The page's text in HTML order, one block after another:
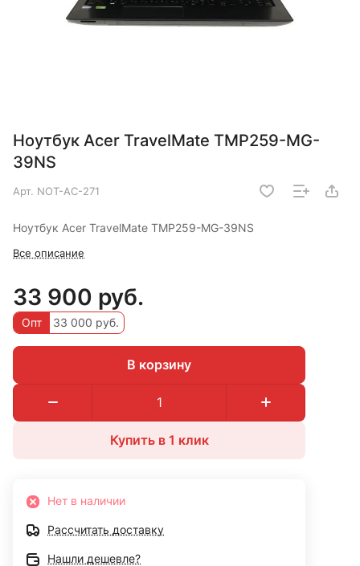
Ноутбук Acer TravelMate TMP259-MG-
39NS
Арт. NOT-AC-271
Ноутбук Acer TravelMate TMP259-MG-39NS
Все описание
33 900 руб.
Опт 33 000 руб.
В корзину
Купить в 1 клик
Нет в наличии
Рассчитать доставку
Нашли дешевле?